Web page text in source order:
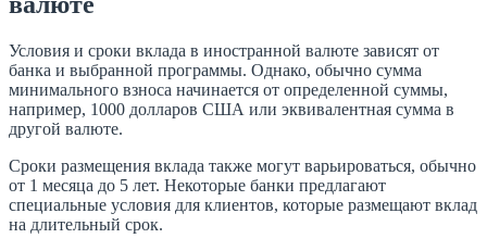
Условия и сроки вклада в иностранной валюте зависят от
банка и выбранной программы. Однако, обычно сумма
минимального взноса начинается от определенной суммы,
например, 1000 долларов США или эквивалентная сумма в
другой валюте.
Сроки размещения вклада также могут варьироваться, обычно
от 1 месяца до 5 лет. Некоторые банки предлагают
специальные условия для клиентов, которые размещают вклад
на длительный срок.